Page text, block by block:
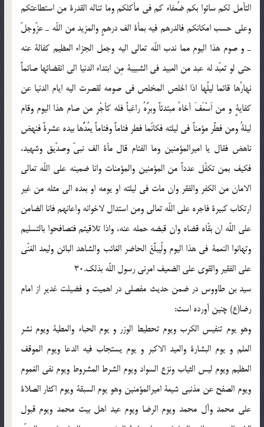
التأمل لکم سائوا بکم ضُعفاء کم فی مأکلکم وما تناله القدرة من استطاعتکم
وعلی حسب امکانکم فالدرهم فیه بمأة الف درهمٍ والمزید من اللّه ـ عزّوجلّ
ـ و صوم هذا الیوم مما ندب اللّه تعالی الیه وجعل الجزاء العظیم کفالة عنه
حتی لو تعبّد له عبد من العبید فی الشبیبة مِن ابتداء الدنیا الی انقضائها صائماً
نهارُها قائما لیلُها اذا اخلص المخلص فی صومه لقصرت الیه ایام الدنیا عن
کفایةٍ و من اَسْعَفَ أخاهُ مبتدئاً وبرَّهُ راغباً فله کأجْرِ من صام هذا الیوم وقام
لیلةُ ومن فطَّر مؤمناً فی لیلته فکانّما فطر فئاماً وفئاماً یعُدُّها بیده عشرةً فنهض
ناهض فقال یا امیرالمؤمنین وما الفئام قال مأة الف نبیّ وصدّیق وشهید،
فکیف بمن تکفّل عدداً من المؤمنین والمؤمنات وانا ضمینه علی اللّه تعالی
الامان من الکفر والفقر وان مات فی لیلته او یومه او بعده الی مثله من غیر
ارتکاب کبیرة فاجره علی اللّه تعالی ومن استدال لاخوانه واعانهم فانا الضامن
علی اللّه ان بقّاه قضاه وان قبضه حمله عنه، واذا تلاقیتم فتصافحوا بالتسلیم
وتهانوا النعمة فی هذا الیوم ولُیبلَّغ الحاضر الغائب والشاهد البائن ولیعد الغنّی
علی الفقیر والقوی علی الضعیف امرنی رسول اللّه بذلک.30
سید بن طاووس در ضمن حدیث مفصلی در اهمیت و فضیلت غدیر از امام
رضا(ع) چنین آورده است:
وهو یوم تنفیس الکرب ویوم تحطیط الوزر و یوم الحباء والعطیة ویوم نشر
العلم و یوم البشارة والعید الاکبر و یوم یستجاب فیه الدعا ویوم الموقف
العظیم ویوم لیس الثیاب ونزع السواد ویوم الشرط المشروط ویوم نفی الغموم
ویوم الصفح عن مذنبی شیعة امیرالمؤمنین وهو یوم السبقة ویوم اکثار الصلاة
علی محمد وآل محمد ویوم الرضا ویوم عید اهل بیت محمد ویوم قبول